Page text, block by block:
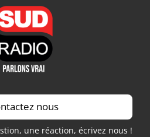
nous
une réaction, écrivez nous !